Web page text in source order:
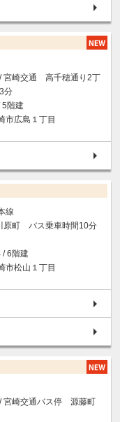
/ 宮崎交通 高千穂通り2丁
分
5階建
市広島１丁目
線
原町 バス乗車時間10分
/ 6階建
市松山１丁目
/ 宮崎交通バス停 源藤町